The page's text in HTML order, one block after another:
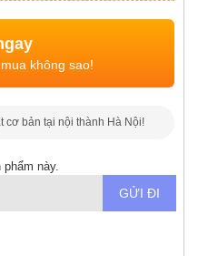
không sao!
cơ bản tại nội thành Hà Nội!
này.